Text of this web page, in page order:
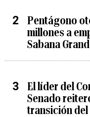
Pentágono
millones a
Sabana
El líder del
Senado
transición del